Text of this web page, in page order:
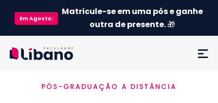
EmAgosto:
Matricule-se em uma pós e ganhe
outra de presente.🎁
EmentaPÓS-GRADUAÇÃO A DISTÂNCIA